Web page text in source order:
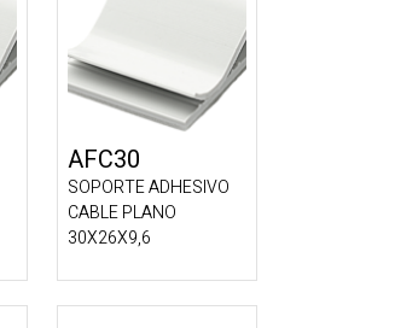
AFC30
SOPORTE ADHESIVO
CABLE PLANO
30X26X9,6